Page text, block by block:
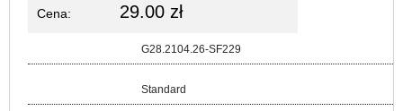
Cena: 29.00 zł
G28.2104.26-SF229
Standard